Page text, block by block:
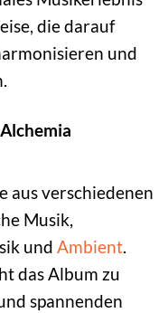
die darauf
und
aus verschiedenen
Musik,
und Ambient.
das Album zu
spannenden